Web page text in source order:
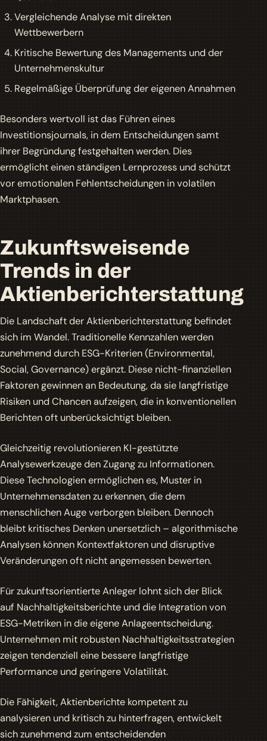
Vergleichende Analyse mit direkten
Wettbewerbern
Kritische Bewertung des Managements und der
Unternehmenskultur
Regelmäßige Überprüfung der eigenen Annahmen
Besonders wertvoll ist das Führen eines
Investitionsjournals, in dem Entscheidungen samt
ihrer Begründung festgehalten werden. Dies
ermöglicht einen ständigen Lernprozess und schützt
vor emotionalen Fehlentscheidungen in volatilen
Marktphasen.
Zukunftsweisende
Trends in der
Aktienberichterstattung
Die Landschaft der Aktienberichterstattung befindet
sich im Wandel. Traditionelle Kennzahlen werden
zunehmend durch ESG-Kriterien (Environmental,
Social, Governance) ergänzt. Diese nicht-finanziellen
Faktoren gewinnen an Bedeutung, da sie langfristige
Risiken und Chancen aufzeigen, die in konventionellen
Berichten oft unberücksichtigt bleiben.
Gleichzeitig revolutionieren KI-gestützte
Analysewerkzeuge den Zugang zu Informationen.
Diese Technologien ermöglichen es, Muster in
Unternehmensdaten zu erkennen, die dem
menschlichen Auge verborgen bleiben. Dennoch
bleibt kritisches Denken unersetzlich – algorithmische
Analysen können Kontextfaktoren und disruptive
Veränderungen oft nicht angemessen bewerten.
Für zukunftsorientierte Anleger lohnt sich der Blick
auf Nachhaltigkeitsberichte und die Integration von
ESG-Metriken in die eigene Anlageentscheidung.
Unternehmen mit robusten Nachhaltigkeitsstrategien
zeigen tendenziell eine bessere langfristige
Performance und geringereVolatilität.
Die Fähigkeit, Aktienberichte kompetent zu
analysieren und kritisch zu hinterfragen, entwickelt
sich zunehmend zum entscheidenden